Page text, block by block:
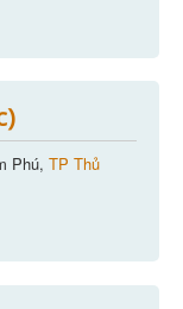
Phú, TP Thủ